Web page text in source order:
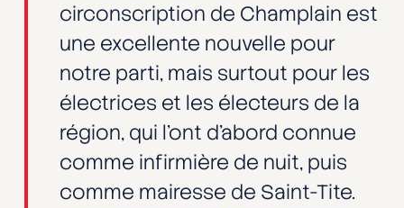
circonscription de Champlain est
une excellente nouvelle pour
notre parti, mais surtout pour les
électrices et les électeurs de la
région, qui l’ont d’abord connue
comme infirmière de nuit, puis
comme mairesse de Saint-Tite.